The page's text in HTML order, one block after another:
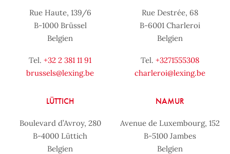
Rue Haute, 139/6
B-1000 Brüssel
Belgien
Tel. +32 2 381 11 91
brussels@lexing.be
Rue Destrée, 68
B-6001 Charleroi
Belgien
Tel. +3271555308
charleroi@lexing.be
LÜTTICH
Boulevard d’Avroy, 280
B-4000 Lüttich
Belgien
NAMUR
Avenue de Luxembourg, 152
B-5100 Jambes
Belgien